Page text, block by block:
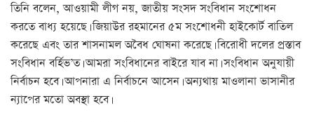
তিনি বলেন, আওয়ামী লীগ নয়, জাতীয় সংসদ সংবিধান সংশোধন
করতে বাধ্য হয়েছে। জিয়াউর রহমানের ৫ম সংশোধনী হাইকোর্ট বাতিল
করেছে এবং তার শাসনামল অবৈধ ঘোষনা করেছে। বিরোধী দলের প্রস্তাব
সংবিধান বর্হিভ’ত। আমরা সংবিধানের বাইরে যাব না। সংবিধান অনুযায়ী
নির্বাচন হবে। আপনারা এ নির্বাচনে আসেন। অন্যথায় মাওলানা ভাসানীর
ন্যাপের মতো অবস্থা হবে।